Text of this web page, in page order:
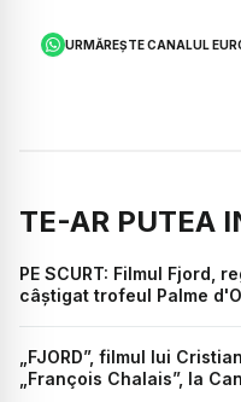
URMĂREȘTE CANALUL
TE-AR PUTEA
PE SCURT: Filmul Fjord,
câștigat trofeul Palme
„FJORD”, filmul lui
„François Chalais”, la